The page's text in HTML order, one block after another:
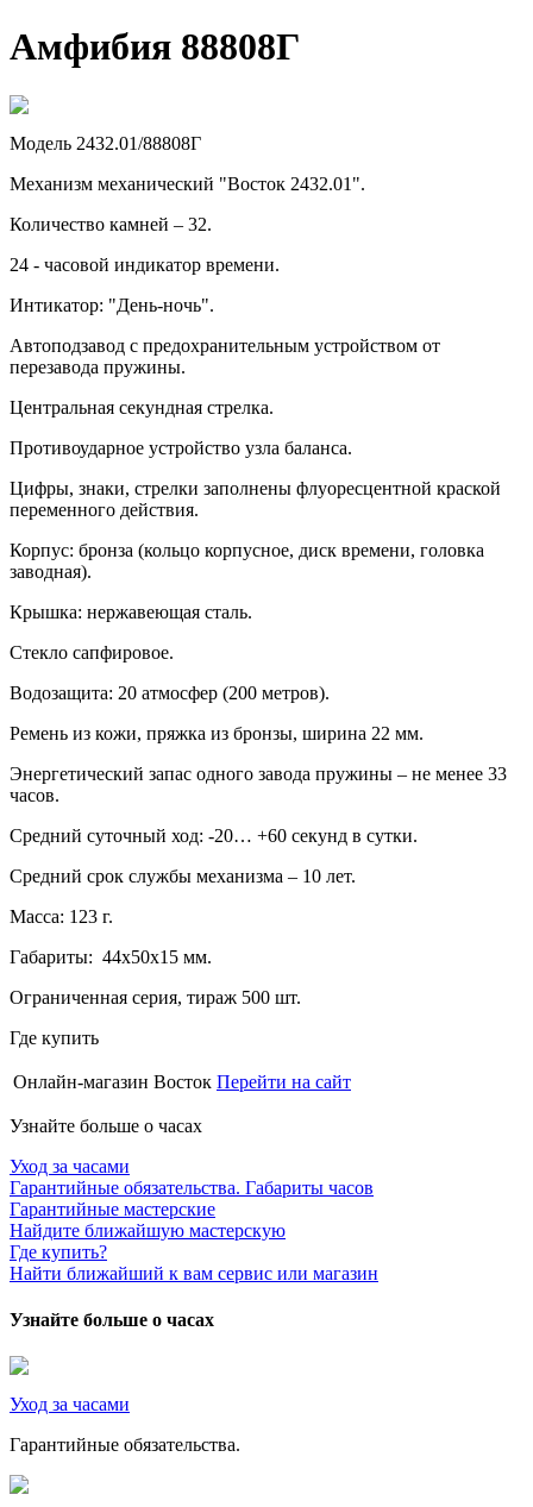
Амфибия 88808Г
Модель 2432.01/88808Г
Механизм механический "Восток 2432.01".
Количество камней – 32.
24 - часовой индикатор времени.
Интикатор: "День-ночь".
Автоподзавод с предохранительным устройством от
перезавода пружины.
Центральная секундная стрелка.
Противоударное устройство узла баланса.
Цифры, знаки, стрелки заполнены флуоресцентной краской
переменного действия.
Корпус: бронза (кольцо корпусное, диск времени, головка
заводная).
Крышка: нержавеющая сталь.
Стекло сапфировое.
Водозащита: 20 атмосфер (200 метров).
Ремень из кожи, пряжка из бронзы, ширина 22 мм.
Энергетический запас одного завода пружины – не менее 33
часов.
Средний суточный ход: -20… +60 секунд в сутки.
Средний срок службы механизма – 10 лет.
Масса: 123 г.
Габариты: 44х50х15 мм.
Ограниченная серия, тираж 500 шт.
Где купить
Онлайн-магазин Восток Перейти на сайт
Узнайте больше о часах
Уход за часами
Гарантийные обязательства. Габариты часов
Гарантийные мастерские
Найдите ближайшую мастерскую
Где купить?
Найти ближайший к вам сервис или магазин
Узнайте больше о часах
Уход за часами
Гарантийные обязательства.